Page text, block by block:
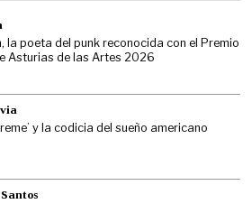
la poeta del punk reconocida con el Premio
Asturias de las Artes 2026
y la codicia del sueño americano